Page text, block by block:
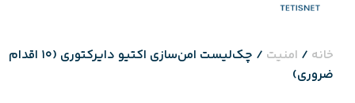
خانه / امنیت /
چک‌لیست امن‌سازی اکتیو دایرکتوری (10 اقدام
ضروری)